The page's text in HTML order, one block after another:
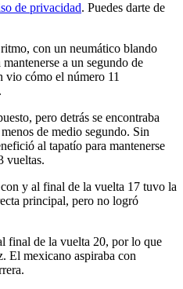
de privacidad. Puedes darte de
con un neumático blando
a un segundo de
vio cómo el número 11
pero detrás se encontraba
de medio segundo. Sin
al tapatío para mantenerse
vueltas.
y al final de la vuelta 17 tuvo la
principal, pero no logró
final de la vuelta 20, por lo que
El mexicano aspiraba con